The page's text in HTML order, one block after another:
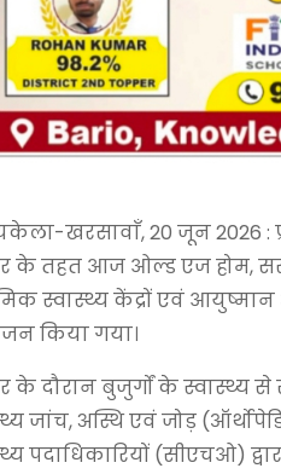
खरसावाँ, 20 जून 2026 :
के तहत आज ओल्ड एज होम,
स्वास्थ्य केंद्रों एवं
किया गया।
के दौरान बुजुर्गों के स्वास्थ्य
जांच, अस्थि एवं जोड़
पदाधिकारियों (सीएचओ)